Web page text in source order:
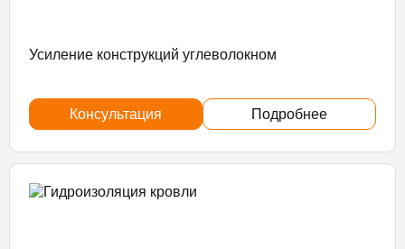
Усиление конструкций углеволокном
Консультация Подробнее